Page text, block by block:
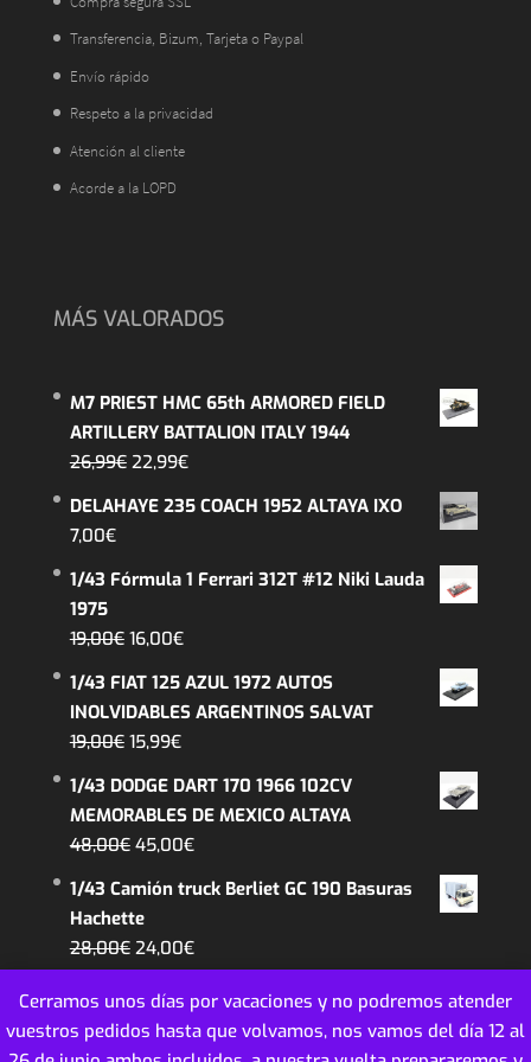
Cerramos unos días por vacaciones y no podremos atender
vuestros pedidos hasta que volvamos, nos vamos del día 12 al
Transferencia, Bizum, Tarjeta o Paypal
Envío rápido
Respeto a la privacidad
Atención al cliente
Acorde a la LOPD
MÁS VALORADOS
M7 PRIEST HMC 65th ARMORED FIELD
ARTILLERY BATTALION ITALY 1944
26,99€ El
26,99€.
22,99€El
22,99€.
DELAHAYE 235 COACH 1952 ALTAYA IXO
7,00€
1/43 Fórmula 1 Ferrari 312T #12 Niki Lauda
1975
19,00€ El
19,00€.
16,00€El
1/43 FIAT 125 AZUL 1972 AUTOS
INOLVIDABLES ARGENTINOS SALVAT
19,00€ El
19,00€.
15,99€El
1/43 DODGE DART 170 1966 102CV
MEMORABLES DE MEXICO ALTAYA
48,00€ El
48,00€.
45,00€El
1/43 Camión truck Berliet GC 190 Basuras
Hachette
28,00€ El
precio
original
era:
24,00€El
precio
actual
es: